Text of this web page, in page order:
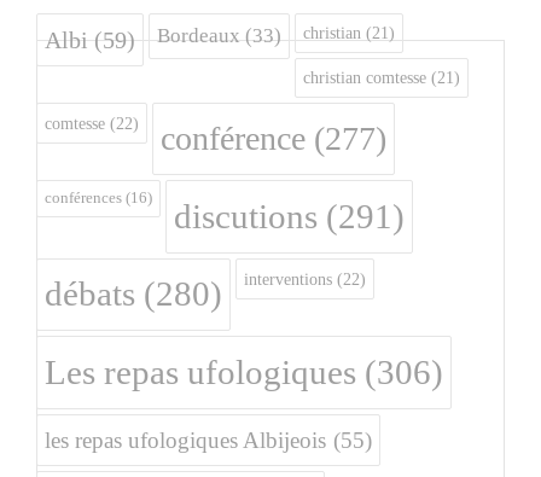
Albi(59) Bordeaux(33) christian (21)
christian comtesse (21)
comtesse (22) conférence (277)
conférences (16) discutions (291)
débats (280) interventions (22)
Les repas ufologiques (306)
les repas ufologiques Albijeois (55)